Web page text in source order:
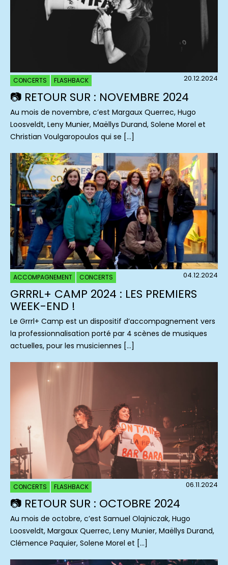
CONCERTS FLASHBACK 20.12.2024
📷 RETOUR SUR : NOVEMBRE 2024
Au mois de novembre, c’est Margaux Querrec, Hugo
Loosveldt, Leny Munier, Maëllys Durand, Solene Morel et
Christian Voulgaropoulos qui se […]
ACCOMPAGNEMENT CONCERTS 04.12.2024
GRRRL+ CAMP 2024 : LES PREMIERS
WEEK-END !
Le Grrrl+ Camp est un dispositif d’accompagnement vers
la professionnalisation porté par 4 scènes de musiques
actuelles, pour les musiciennes […]
CONCERTS FLASHBACK 06.11.2024
📷 RETOUR SUR : OCTOBRE 2024
Au mois de octobre, c’est Samuel Olajniczak, Hugo
Loosveldt, Margaux Querrec, Leny Munier, Maëllys Durand,
Clémence Paquier, Solene Morel et […]